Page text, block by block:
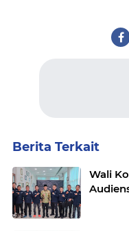
Berita Terkait
Wali